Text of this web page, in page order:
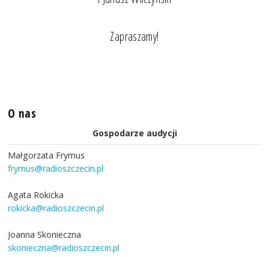
Zapraszamy!
O nas
Gospodarze audycji
Małgorzata Frymus
frymus@radioszczecin.pl
Agata Rokicka
rokicka@radioszczecin.pl
Joanna Skonieczna
skonieczna@radioszczecin.pl